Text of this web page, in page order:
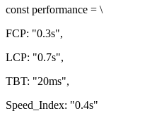
const performance = \
FCP: "0.3s",
LCP: "0.7s",
TBT: "20ms",
Speed_Index: "0.4s"